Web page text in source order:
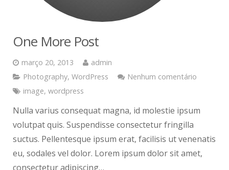
One More Post
março 20, 2013
admin
Photography, WordPress
Nenhum comentário
image, wordpress
Nulla varius consequat magna, id molestie ipsum
volutpat quis. Suspendisse consectetur fringilla
suctus. Pellentesque ipsum erat, facilisis ut venenatis
eu, sodales vel dolor. Lorem ipsum dolor sit amet,
consectetur adipiscing…